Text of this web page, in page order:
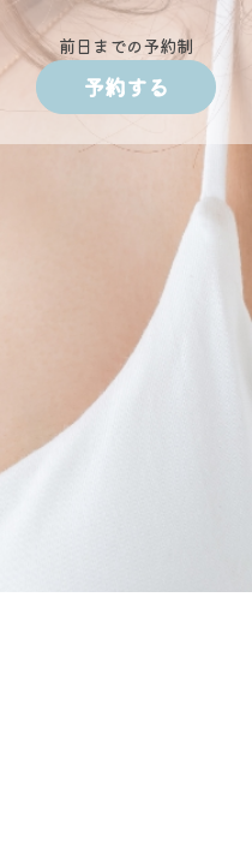
前日までの予約制
予約する